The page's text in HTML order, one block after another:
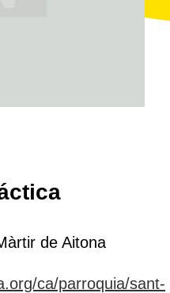
de Aitona
ca/parroquia/sant-